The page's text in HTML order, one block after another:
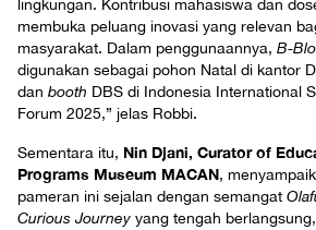
lingkungan. Kontribusi mahasiswa dan
membuka peluang inovasi yang relevan
masyarakat. Dalam penggunaannya, B-
digunakan sebagai pohon Natal di kantor
dan booth DBS di Indonesia International
Forum 2025,” jelas Robbi.
Sementara itu, Nin Djani, Curator of
Programs Museum MACAN,
pameran ini sejalan dengan semangat
Curious Journey yang tengah